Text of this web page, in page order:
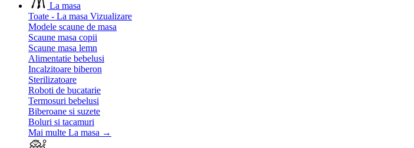
La masa
Toate - La masa Vizualizare
Modele scaune de masa
Scaune masa copii
Scaune masa lemn
Alimentatie bebelusi
Incalzitoare biberon
Sterilizatoare
Roboti de bucatarie
Termosuri bebelusi
Biberoane si suzete
Boluri si tacamuri
Mai multe La masa →